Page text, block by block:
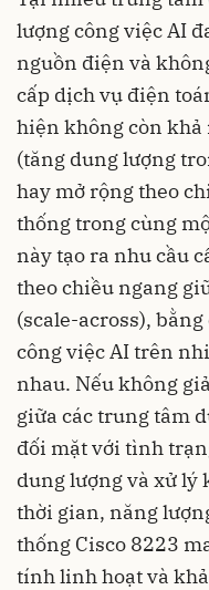
lượng công việc AI
nguồn điện và
cấp dịch vụ điện
hiện không còn khả
(tăng dung lượng
hay mở rộng theo
thống trong cùng
này tạo ra nhu cầu
theo chiều ngang
(scale-across),
công việc AI trên
nhau. Nếu không
giữa các trung tâm
đối mặt với tình
dung lượng và xử lý
thời gian, năng
thống Cisco 8223
tính linh hoạt và